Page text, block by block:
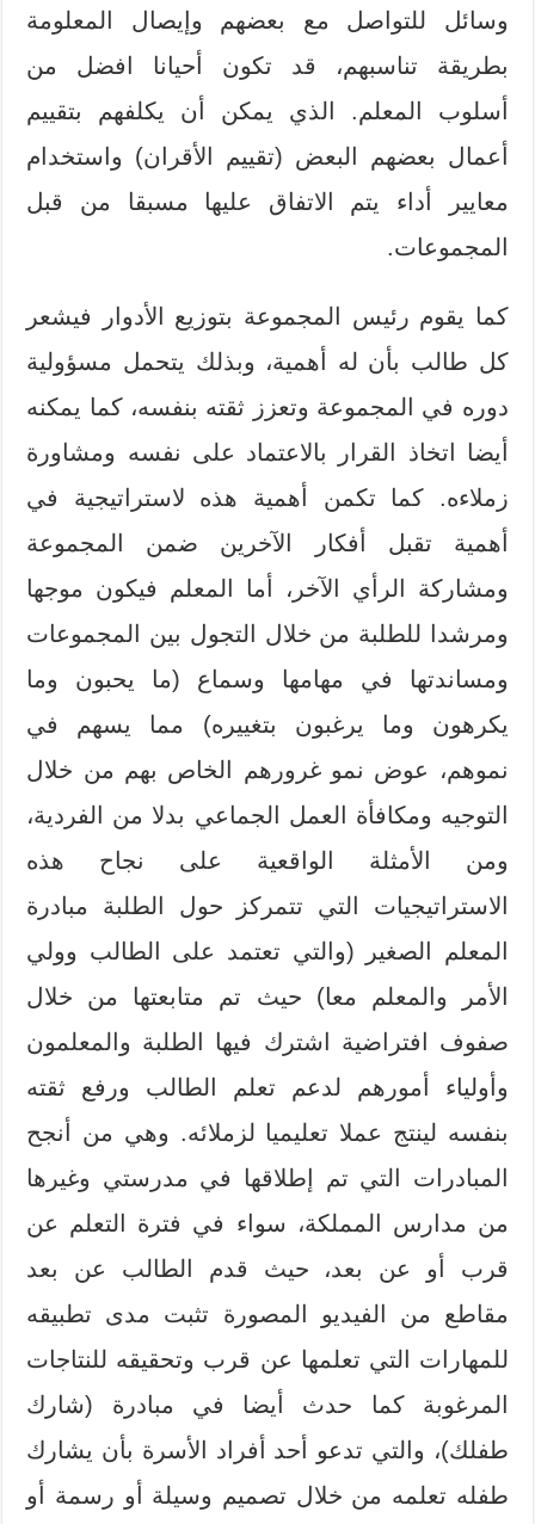
وسائل للتواصل مع بعضهم وإيصال المعلومة
بطريقة تناسبهم، قد تكون أحيانا افضل من
أسلوب المعلم. الذي يمكن أن يكلفهم بتقييم
أعمال بعضهم البعض (تقييم الأقران) واستخدام
معايير أداء يتم الاتفاق عليها مسبقا من قبل
المجموعات.
كما يقوم رئيس المجموعة بتوزيع الأدوار فيشعر
كل طالب بأن له أهمية، وبذلك يتحمل مسؤولية
دوره في المجموعة وتعزز ثقته بنفسه، كما يمكنه
أيضا اتخاذ القرار بالاعتماد على نفسه ومشاورة
زملاءه. كما تكمن أهمية هذه لاستراتيجية في
أهمية تقبل أفكار الآخرين ضمن المجموعة
ومشاركة الرأي الآخر، أما المعلم فيكون موجها
ومرشدا للطلبة من خلال التجول بين المجموعات
ومساندتها في مهامها وسماع (ما يحبون وما
يكرهون وما يرغبون بتغييره) مما يسهم في
نموهم، عوض نمو غرورهم الخاص بهم من خلال
التوجيه ومكافأة العمل الجماعي بدلا من الفردية،
ومن الأمثلة الواقعية على نجاح هذه
الاستراتيجيات التي تتمركز حول الطلبة مبادرة
المعلم الصغير (والتي تعتمد على الطالب وولي
الأمر والمعلم معا) حيث تم متابعتها من خلال
صفوف افتراضية اشترك فيها الطلبة والمعلمون
وأولياء أمورهم لدعم تعلم الطالب ورفع ثقته
بنفسه لينتج عملا تعليميا لزملائه. وهي من أنجح
المبادرات التي تم إطلاقها في مدرستي وغيرها
من مدارس المملكة، سواء في فترة التعلم عن
قرب أو عن بعد، حيث قدم الطالب عن بعد
مقاطع من الفيديو المصورة تثبت مدى تطبيقه
للمهارات التي تعلمها عن قرب وتحقيقه للنتاجات
المرغوبة كما حدث أيضا في مبادرة (شارك
طفلك)، والتي تدعو أحد أفراد الأسرة بأن يشارك
طفله تعلمه من خلال تصميم وسيلة أو رسمة أو